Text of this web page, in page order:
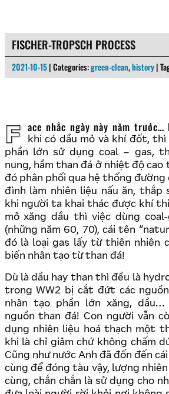
FISCHER-TROPSCH PROCESS
2021-10-15 | Categories:green-clean,history |
Face nhắc ngày này năm trước… lần lại lịch sử, trước
khi có dầu mỏ và khí đốt,
phần lớn sử dụng coal – gas,
nung, hầm than đá ở nhiệt độ cao
đó phân phối qua hệ thống
đình làm nhiên liệu nấu ăn, thắp
khi người ta khai thác được khí
mỏ xăng dầu thì việc dùng
(những năm 60, 70), cái tên
đó là loại gas lấy từ thiên nhiên
biến nhân tạo từ than đá!
Dù là dầu hay than thì đều là
trong WW2 bị cắt đứt các
nhân tạo phần lớn xăng,
nguồn than đá! Con người vẫn
dụng nhiên liệu hoá thạch một
khi là chỉ giảm chứ không chấm
Cũng như nước Anh đã đốn đến
cùng để đóng tàu vậy, lượng
cùng, chắn chắn là sử dụng cho